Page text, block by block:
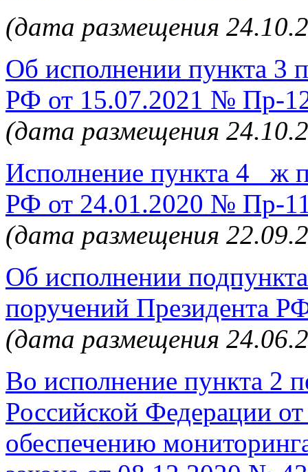
(дата размещения
Об исполнении пункта 3
РФ от 15.07.2021 № Пр-
(дата размещения
Исполнение пункта 4_ ж
РФ от 24.01.2020 № Пр-
(дата размещения
Об исполнении
поручений Президента
(дата размещения
Во исполнение пункта 2
Российской Федерации
обеспечению